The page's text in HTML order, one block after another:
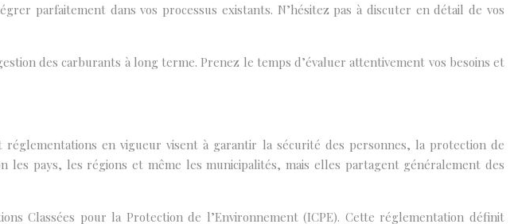
parfaitement dans vos processus existants. N’hésitez pas à discuter en détail de vos
des carburants à long terme. Prenez le temps d’évaluer attentivement vos besoins et
en vigueur visent à garantir la sécurité des personnes, la protection de
pays, les régions et même les municipalités, mais elles partagent généralement des
Classées pour la Protection de l’Environnement (ICPE). Cette réglementation définit